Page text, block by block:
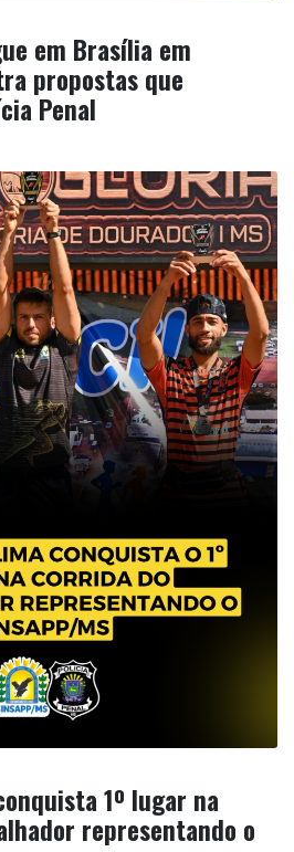
em Brasília em
propostas que
Penal
1º lugar na
representando o